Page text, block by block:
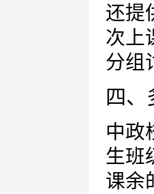
还提
次上
分组
四、
中政
生班
课余